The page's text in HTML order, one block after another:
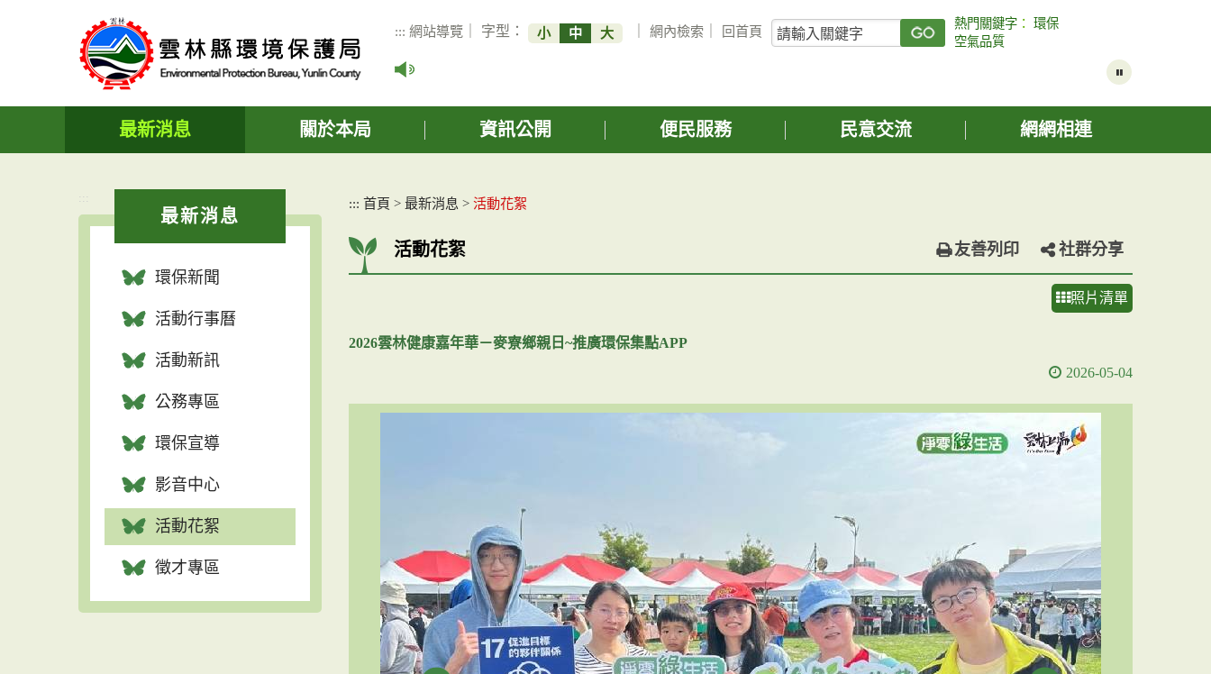
容
::: 網站導覽 ｜ 字型： 小 中 大 ｜網內檢索 回首頁
關
鍵
詢
熱門關鍵字 ：環保
空氣品質
最新消息 關於本局 資訊公開 便民服務 民意交流 網網相連
:::
最新消息
環保新聞
活動行事曆
活動新訊
公務專區
環保宣導
影音中心
活動花絮
徵才專區
::: 首頁 > 最新消息 > 活動花絮
活動花絮 友善列印 社群分享
照片清單
2026雲林健康嘉年華－麥寮鄉親日~推廣環保集點APP
2026-05-04